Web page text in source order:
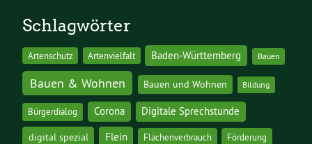
Schlagwörter
Artenschutz Artenvielfalt Baden-Württemberg Bauen
Bauen & Wohnen Bauen und Wohnen Bildung
Bürgerdialog Corona Digitale Sprechstunde
digital spezial Flein Flächenverbrauch Förderung